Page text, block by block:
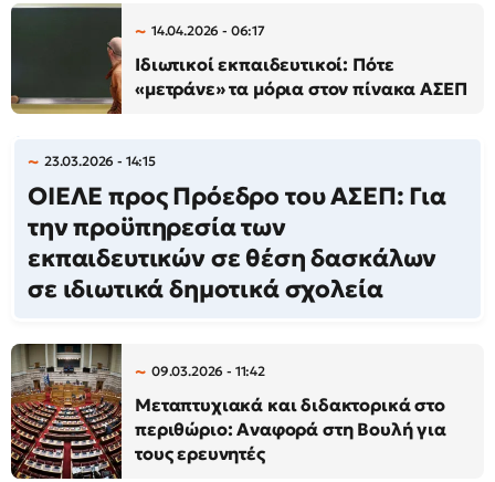
14.04.2026 - 06:17
Ιδιωτικοί εκπαιδευτικοί: Πότε
«μετράνε» τα μόρια στον πίνακα ΑΣΕΠ
23.03.2026 - 14:15
ΟΙΕΛΕ προς Πρόεδρο του ΑΣΕΠ: Για
την προϋπηρεσία των
εκπαιδευτικών σε θέση δασκάλων
σε ιδιωτικά δημοτικά σχολεία
09.03.2026 - 11:42
Μεταπτυχιακά και διδακτορικά στο
περιθώριο: Αναφορά στη Βουλή για
τους ερευνητές